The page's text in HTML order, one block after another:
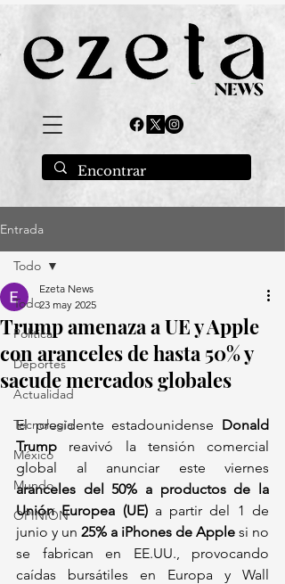
Entrada
Todo
Política
Deportes
Actualidad
Tecnología
México
Mundo
OPINIÓN
Todo
Trump amenaza a UE y Apple
con aranceles de hasta 50% y
sacude mercados globales
Ezeta News
23 may 2025
El presidente estadounidense Donald
Trump reavivó la tensión comercial
aranceles del 50% a productos de la
Unión Europea (UE) a partir del 1 de
junio y un 25% a iPhones de Apple si no
se fabrican en EE.UU., provocando
caídas bursátiles en Europa y Wall